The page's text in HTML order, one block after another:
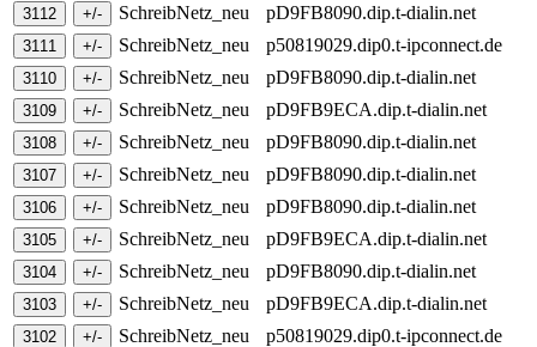
SchreibNetz_neu
pD9FB8090.dip.t-dialin.net
SchreibNetz_neu
p50819029.dip0.t-ipconnect.de
SchreibNetz_neu
pD9FB8090.dip.t-dialin.net
SchreibNetz_neu
pD9FB9ECA.dip.t-dialin.net
SchreibNetz_neu
pD9FB8090.dip.t-dialin.net
SchreibNetz_neu
pD9FB8090.dip.t-dialin.net
SchreibNetz_neu
pD9FB8090.dip.t-dialin.net
SchreibNetz_neu
pD9FB9ECA.dip.t-dialin.net
SchreibNetz_neu
pD9FB8090.dip.t-dialin.net
SchreibNetz_neu
pD9FB9ECA.dip.t-dialin.net
SchreibNetz_neu
p50819029.dip0.t-ipconnect.de